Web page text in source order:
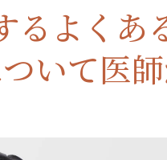
るよくあ
いて医